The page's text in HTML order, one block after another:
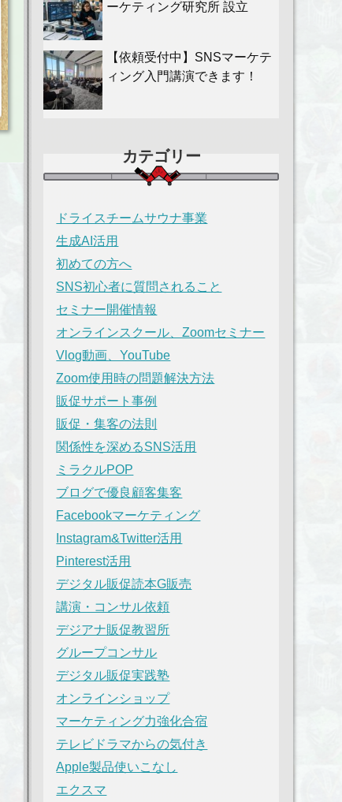
ーケティング研究所 設立
【依頼受付中】SNSマーケテ
ィング入門講演できます！
カテゴリー
ドライスチームサウナ事業
生成AI活用
初めての方へ
SNS初心者に質問されること
セミナー開催情報
オンラインスクール、Zoomセミナー
Vlog動画、YouTube
Zoom使用時の問題解決方法
販促サポート事例
販促・集客の法則
関係性を深めるSNS活用
ミラクルPOP
ブログで優良顧客集客
Facebookマーケティング
Instagram&Twitter活用
Pinterest活用
デジタル販促読本G販売
講演・コンサル依頼
デジアナ販促教習所
グループコンサル
デジタル販促実践塾
オンラインショップ
マーケティング力強化合宿
テレビドラマからの気付き
Apple製品使いこなし
エクスマ